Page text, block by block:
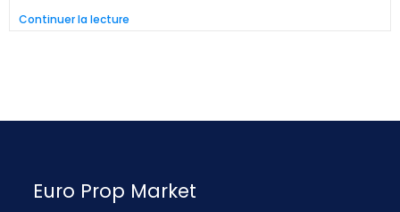
Continuer la lecture
Euro Prop Market